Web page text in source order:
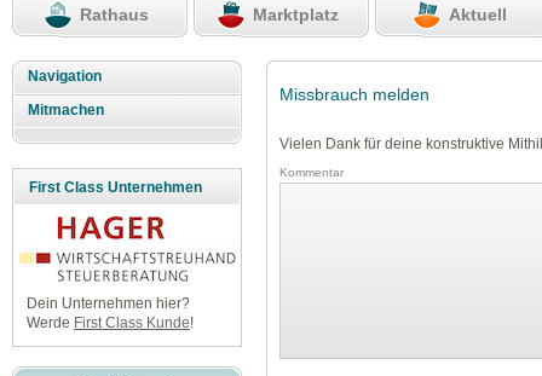
Rathaus Marktplatz Aktuell
Navigation
Mitmachen
First Class Unternehmen
Dein Unternehmen hier?
Werde First Class Kunde!
Missbrauch melden
Vielen Dank für deine konstruktive
Kommentar